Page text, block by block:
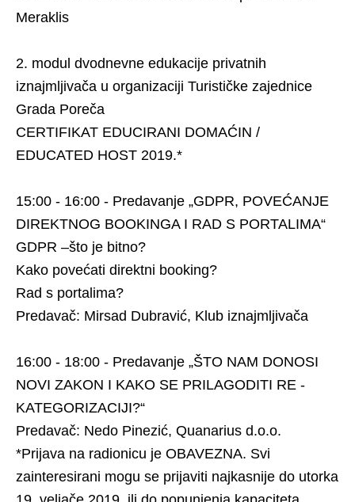
Meraklis
2. modul dvodnevne edukacije privatnih
iznajmljivača u organizaciji Turističke zajednice
Grada Poreča
CERTIFIKAT EDUCIRANI DOMAĆIN /
EDUCATED HOST 2019.*
15:00 - 16:00 - Predavanje „GDPR, POVEĆANJE
DIREKTNOG BOOKINGA I RAD S PORTALIMA“
GDPR –što je bitno?
Kako povećati direktni booking?
Rad s portalima?
Predavač: Mirsad Dubravić, Klub iznajmljivača
16:00 - 18:00 - Predavanje „ŠTO NAM DONOSI
NOVI ZAKON I KAKO SE PRILAGODITI RE -
KATEGORIZACIJI?“
Predavač: Nedo Pinezić, Quanarius d.o.o.
*Prijava na radionicu je OBAVEZNA. Svi
zainteresirani mogu se prijaviti najkasnije do utorka